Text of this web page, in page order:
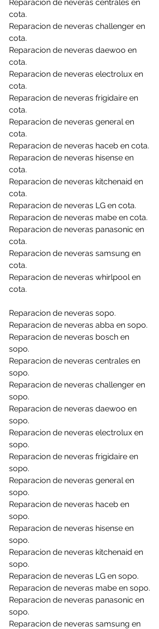
Reparacion de neveras centrales en
cota.
Reparacion de neveras challenger en
cota.
Reparacion de neveras daewoo en
cota.
Reparacion de neveras electrolux en
cota.
Reparacion de neveras frigidaire en
cota.
Reparacion de neveras general en
cota.
Reparacion de neveras haceb en cota.
Reparacion de neveras hisense en
cota.
Reparacion de neveras kitchenaid en
cota.
Reparacion de neveras LG en cota.
Reparacion de neveras mabe en cota.
Reparacion de neveras panasonic en
cota.
Reparacion de neveras samsung en
cota.
Reparacion de neveras whirlpool en
cota.
Reparacion de neveras sopo.
Reparacion de neveras abba en sopo.
Reparacion de neveras bosch en
sopo.
Reparacion de neveras centrales en
sopo.
Reparacion de neveras challenger en
sopo.
Reparacion de neveras daewoo en
sopo.
Reparacion de neveras electrolux en
sopo.
Reparacion de neveras frigidaire en
sopo.
Reparacion de neveras general en
sopo.
Reparacion de neveras haceb en
sopo.
Reparacion de neveras hisense en
sopo.
Reparacion de neveras kitchenaid en
sopo.
Reparacion de neveras LG en sopo.
Reparacion de neveras mabe en sopo.
Reparacion de neveras panasonic en
sopo.
Reparacion de neveras samsung en